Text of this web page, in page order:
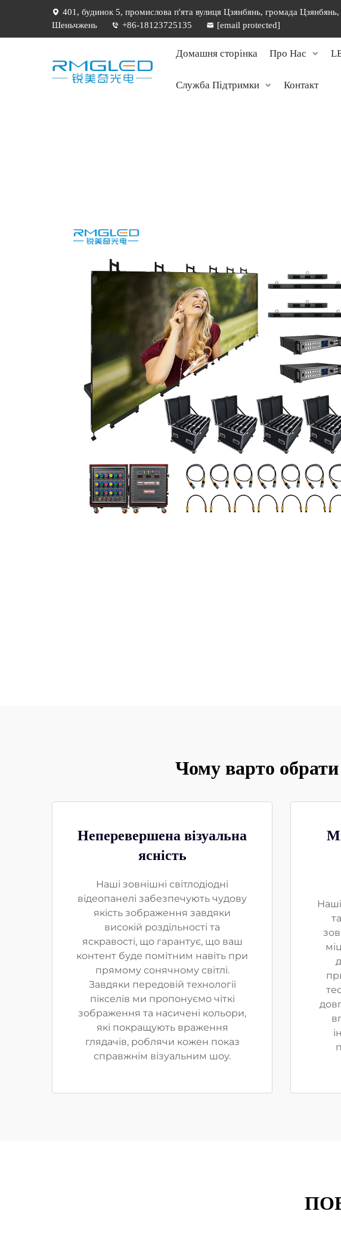
401, будинок 5, промислова п'ята вулиця Цзянбянь, громада
Шеньчжень
+86-18123725135 [email protected]
Домашня сторінка Про Нас
Служба Підтримки Контакт
Чому варто обрати
Неперевершена візуальна
ясність
Наші зовнішні світлодіодні
відеопанелі забезпечують чудову
якість зображення завдяки
високій роздільності та
яскравості, що гарантує, що ваш
контент буде помітним навіть при
прямому сонячному світлі.
Завдяки передовій технології
пікселів ми пропонуємо чіткі
зображення та насичені кольори,
які покращують враження
глядачів, роблячи кожен показ
справжнім візуальним шоу.